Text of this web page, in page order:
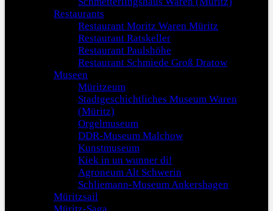
Restaurants
Restaurant Moritz Waren Müritz
Restaurant Ratskeller
Restaurant Paulshöhe
Restaurant Schmiede Groß Dratow
Museen
Müritzeum
Stadtgeschichtliches Museum Waren
(Müritz)
Orgelmuseum
DDR-Museum Malchow
Kunstmuseum
Kiek in un wunner di!
Agroneum Alt Schwerin
Schliemann-Museum Ankershagen
Müritzsail